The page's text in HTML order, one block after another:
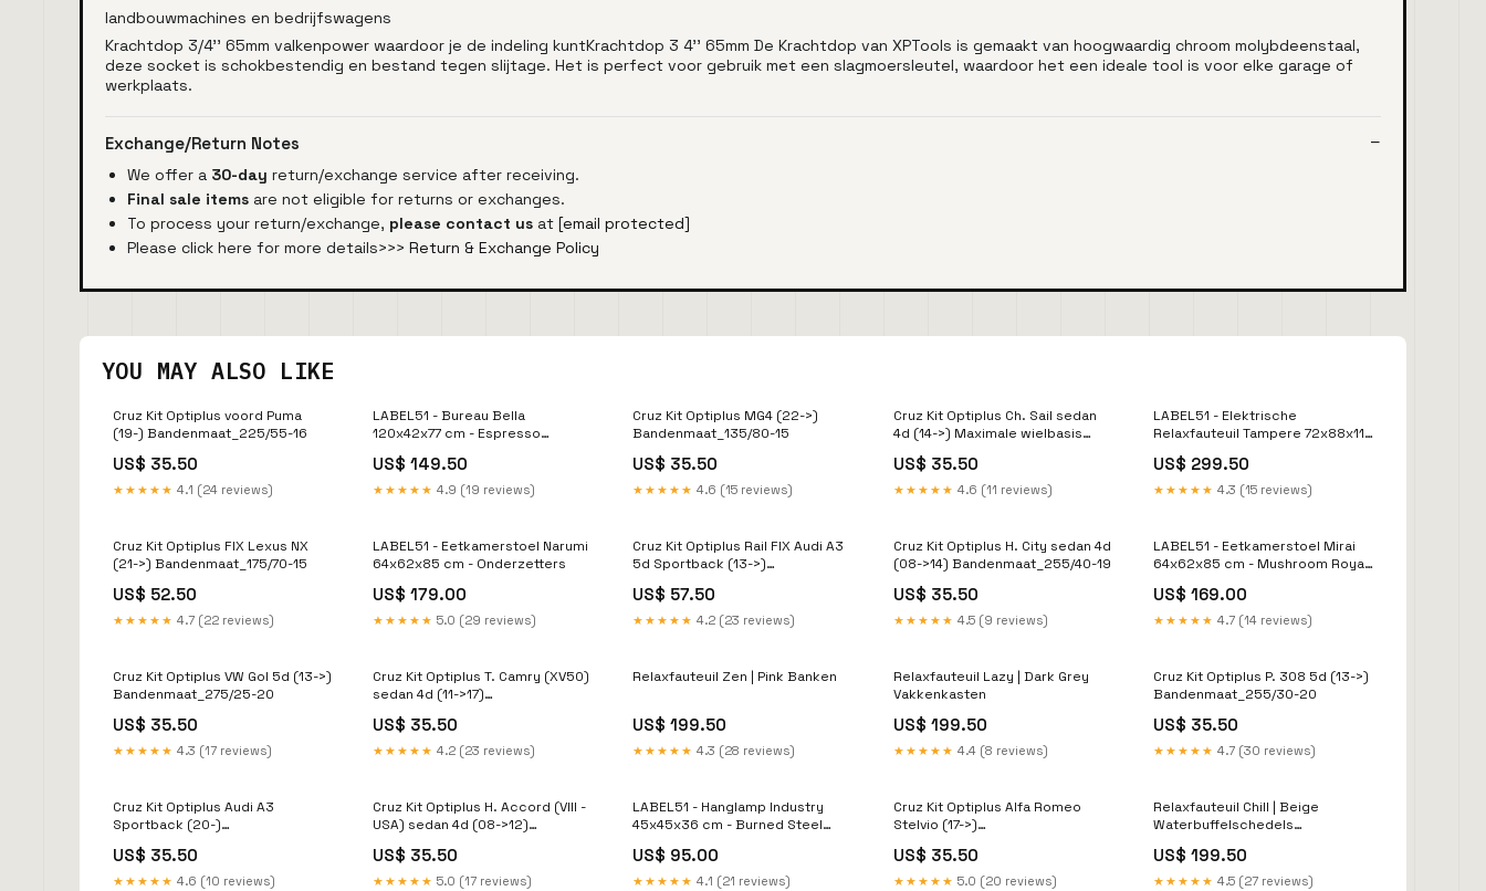
landbouwmachines en bedrijfswagens
Krachtdop 3/4'' 65mm valkenpower waardoor je de indeling kuntKrachtdop 3 4'' 65mm De Krachtdop van XPTools is gemaakt van hoogwaardig chroom molybdeenstaal,
deze socket is schokbestendig en bestand tegen slijtage. Het is perfect voor gebruik met een slagmoersleutel, waardoor het een ideale tool is voor elke garage of
werkplaats.
Exchange/Return Notes
We offer a 30-day return/exchange service after receiving.
Final sale items are not eligible for returns or exchanges.
To process your return/exchange, please contact us at [email protected]
Please click here for more details>>> Return & Exchange Policy
YOU MAY ALSO LIKE
Cruz Kit Optiplus voord Puma
(19-) Bandenmaat_225/55-16
US$ 35.50
★★★★★ 4.1 (24 reviews)
LABEL51 - Bureau Bella
120x42x77 cm - Espresso
US$ 149.50
★★★★★ 4.9 (19 reviews)
Cruz Kit Optiplus MG4 (22->)
Bandenmaat_135/80-15
US$ 35.50
★★★★★ 4.6 (15 reviews)
Cruz Kit Optiplus Ch. Sail sedan
4d (14->) Maximale wielbasis
US$ 35.50
★★★★★ 4.6 (11 reviews)
LABEL51 - Elektrische
Relaxfauteuil Tampere 72x88x115
US$ 299.50
★★★★★ 4.3 (15 reviews)
Cruz Kit Optiplus FIX Lexus NX
(21->) Bandenmaat_175/70-15
US$ 52.50
★★★★★ 4.7 (22 reviews)
LABEL51 - Eetkamerstoel Narumi
64x62x85 cm - Onderzetters
US$ 179.00
★★★★★ 5.0 (29 reviews)
Cruz Kit Optiplus Rail FIX Audi A3
5d Sportback (13->)
US$ 57.50
★★★★★ 4.2 (23 reviews)
Cruz Kit Optiplus H. City sedan 4d
(08->14) Bandenmaat_255/40-19
US$ 35.50
★★★★★ 4.5 (9 reviews)
LABEL51 - Eetkamerstoel Mirai
64x62x85 cm - Mushroom Royal
US$ 169.00
★★★★★ 4.7 (14 reviews)
Cruz Kit Optiplus VW Gol 5d (13->)
Bandenmaat_275/25-20
US$ 35.50
★★★★★ 4.3 (17 reviews)
Cruz Kit Optiplus T. Camry (XV50)
sedan 4d (11->17)
US$ 35.50
★★★★★ 4.2 (23 reviews)
Relaxfauteuil Zen | Pink Banken
US$ 199.50
★★★★★ 4.3 (28 reviews)
Relaxfauteuil Lazy | Dark Grey
Vakkenkasten
US$ 199.50
★★★★★ 4.4 (8 reviews)
Cruz Kit Optiplus P. 308 5d (13->)
Bandenmaat_255/30-20
US$ 35.50
★★★★★ 4.7 (30 reviews)
Cruz Kit Optiplus Audi A3
Sportback (20-)
US$ 35.50
★★★★★ 4.6 (10 reviews)
Cruz Kit Optiplus H. Accord (VIII -
USA) sedan 4d (08->12)
US$ 35.50
★★★★★ 5.0 (17 reviews)
LABEL51 - Hanglamp Industry
45x45x36 cm - Burned Steel
US$ 95.00
★★★★★ 4.1 (21 reviews)
Cruz Kit Optiplus Alfa Romeo
Stelvio (17->)
US$ 35.50
★★★★★ 5.0 (20 reviews)
Relaxfauteuil Chill | Beige
Waterbuffelschedels
US$ 199.50
★★★★★ 4.5 (27 reviews)